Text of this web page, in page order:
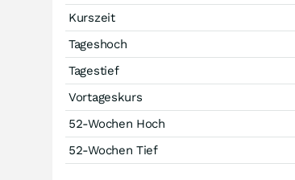
Kurszeit
Tageshoch
Tagestief
Vortageskurs
52-Wochen Hoch
52-Wochen Tief